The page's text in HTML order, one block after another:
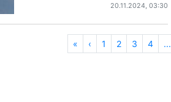
20.11.2024, 03:30
« ‹ 1 2 3 4 ...